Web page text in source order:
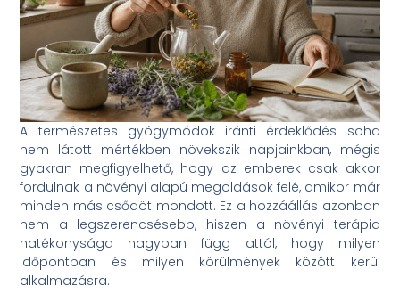
A természetes gyógymódok iránti érdeklődés soha
nem látott mértékben növekszik napjainkban, mégis
gyakran megfigyelhető, hogy az emberek csak akkor
fordulnak a növényi alapú megoldások felé, amikor már
minden más csődöt mondott. Ez a hozzáállás azonban
nem a legszerencsésebb, hiszen a növényi terápia
hatékonysága nagyban függ attól, hogy milyen
időpontban és milyen körülmények között kerül
alkalmazásra.